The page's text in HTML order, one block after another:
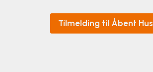
Tilmelding til Åbent Hus